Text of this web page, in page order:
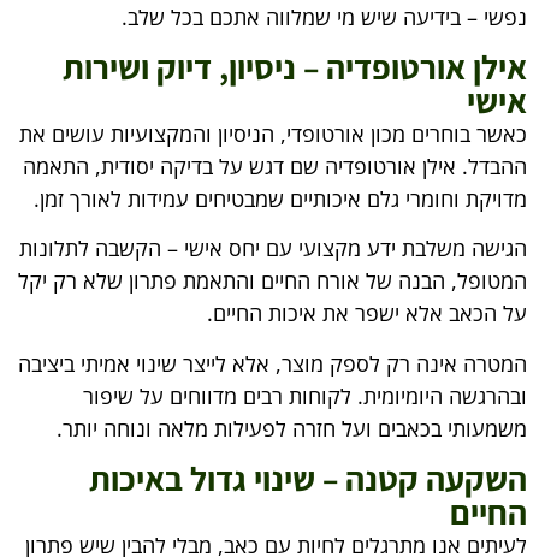
נפשי – בידיעה שיש מי שמלווה אתכם בכל שלב.
אילן אורטופדיה – ניסיון, דיוק ושירות
אישי
כאשר בוחרים מכון אורטופדי, הניסיון והמקצועיות עושים את
ההבדל. אילן אורטופדיה שם דגש על בדיקה יסודית, התאמה
מדויקת וחומרי גלם איכותיים שמבטיחים עמידות לאורך זמן.
הגישה משלבת ידע מקצועי עם יחס אישי – הקשבה לתלונות
המטופל, הבנה של אורח החיים והתאמת פתרון שלא רק יקל
על הכאב אלא ישפר את איכות החיים.
המטרה אינה רק לספק מוצר, אלא לייצר שינוי אמיתי ביציבה
ובהרגשה היומיומית. לקוחות רבים מדווחים על שיפור
משמעותי בכאבים ועל חזרה לפעילות מלאה ונוחה יותר.
השקעה קטנה – שינוי גדול באיכות
החיים
לעיתים אנו מתרגלים לחיות עם כאב, מבלי להבין שיש פתרון